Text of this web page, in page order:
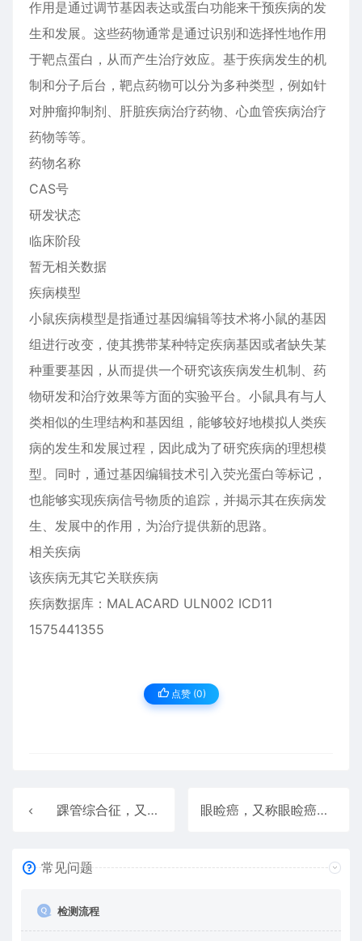
作用是通过调节基因表达或蛋白功能来干预疾病的发
生和发展。这些药物通常是通过识别和选择性地作用
于靶点蛋白，从而产生治疗效应。基于疾病发生的机
制和分子后台，靶点药物可以分为多种类型，例如针
对肿瘤抑制剂、肝脏疾病治疗药物、心血管疾病治疗
药物等等。
药物名称
CAS号
研发状态
临床阶段
暂无相关数据
疾病模型
小鼠疾病模型是指通过基因编辑等技术将小鼠的基因
组进行改变，使其携带某种特定疾病基因或者缺失某
种重要基因，从而提供一个研究该疾病发生机制、药
物研发和治疗效果等方面的实验平台。小鼠具有与人
类相似的生理结构和基因组，能够较好地模拟人类疾
病的发生和发展过程，因此成为了研究疾病的理想模
型。同时，通过基因编辑技术引入荧光蛋白等标记，
也能够实现疾病信号物质的追踪，并揭示其在疾病发
生、发展中的作用，为治疗提供新的思路。
相关疾病
该疾病无其它关联疾病
疾病数据库：MALACARD ULN002 ICD11
1575441355
点赞 (0)
踝管综合征，又称胫神经及其分支的神经病，与胫神经病和神经压缩综合征有关。与踝管综合征相关的重要基因是CCNL1（细胞周期蛋白L1）。附属组织包括骨骼。 Tarsal Tunnel Syndrome 眼睑癌，又称眼睑癌，与环状细胞腺癌和皮肤癌有关。与眼睑癌有关的重要基因是MIR149（微小核糖核酸149）。在该疾病的背景下，提到了放射性药物和锝Tc 99m硫黄胶体。附属组织包括皮肤和淋巴结。 Eyelid Carcinoma
常见问题
检测流程